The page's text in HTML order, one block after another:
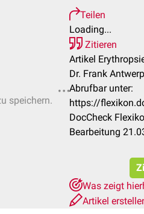
speichern.
Teilen
Loading...
Zitieren
Artikel
Dr. Frank
Abrufbar unter:
https://
DocCheck
Bearbeitung
Was zeigt
Artikel